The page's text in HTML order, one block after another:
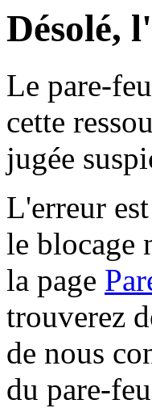
Désolé,
Le pare-
cette
jugée
L'erreur
le blocage
la page
trouverez
de nous
du pare-